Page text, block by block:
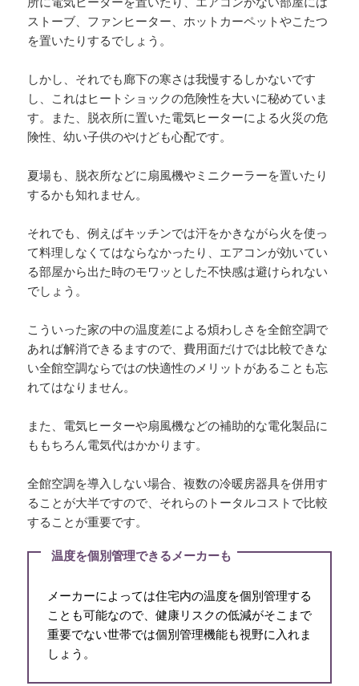
ストーブ、ファンヒーター、ホットカーペットやこたつ
を置いたりするでしょう。
しかし、それでも廊下の寒さは我慢するしかないです
し、これはヒートショックの危険性を大いに秘めていま
す。また、脱衣所に置いた電気ヒーターによる火災の危
険性、幼い子供のやけども心配です。
夏場も、脱衣所などに扇風機やミニクーラーを置いたり
するかも知れません。
それでも、例えばキッチンでは汗をかきながら火を使っ
て料理しなくてはならなかったり、エアコンが効いてい
る部屋から出た時のモワッとした不快感は避けられない
でしょう。
こういった家の中の温度差による煩わしさを全館空調で
あれば解消できるますので、費用面だけでは比較できな
い全館空調ならではの快適性のメリットがあることも忘
れてはなりません。
また、電気ヒーターや扇風機などの補助的な電化製品に
ももちろん電気代はかかります。
全館空調を導入しない場合、複数の冷暖房器具を併用す
ることが大半ですので、それらのトータルコストで比較
することが重要です。
温度を個別管理できるメーカーも
メーカーによっては住宅内の温度を個別管理する
ことも可能なので、健康リスクの低減がそこまで
重要でない世帯では個別管理機能も視野に入れま
しょう。